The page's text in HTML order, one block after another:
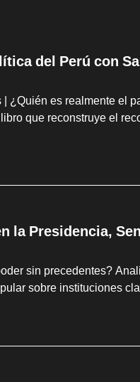
del Perú con
¿Quién es realmente el
que reconstruye el
Presidencia,
sin precedentes?
sobre instituciones